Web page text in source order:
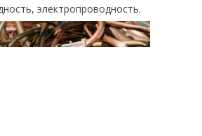
электропроводность.